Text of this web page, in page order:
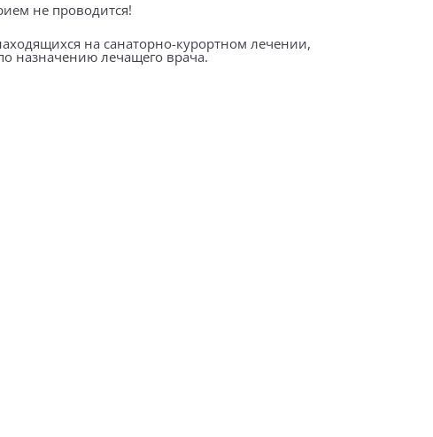
не проводится!
на санаторно-курортном лечении,
назначению лечащего врача.